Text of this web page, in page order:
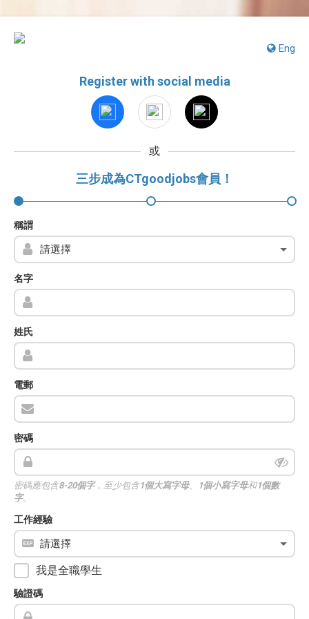
Eng
Register with social media
或
三步成為CTgoodjobs會員！
稱謂
名字
姓氏
電郵
密碼
密碼應包含8-20個字，至少包含1個大寫字母、 1個小寫字母和1個數
字。
工作經驗
我是全職學生
驗證碼